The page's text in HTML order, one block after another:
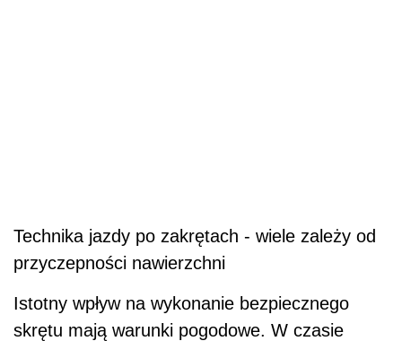
Technika jazdy po zakrętach - wiele zależy od
przyczepności nawierzchni
Istotny wpływ na wykonanie bezpiecznego
skrętu mają warunki pogodowe. W czasie